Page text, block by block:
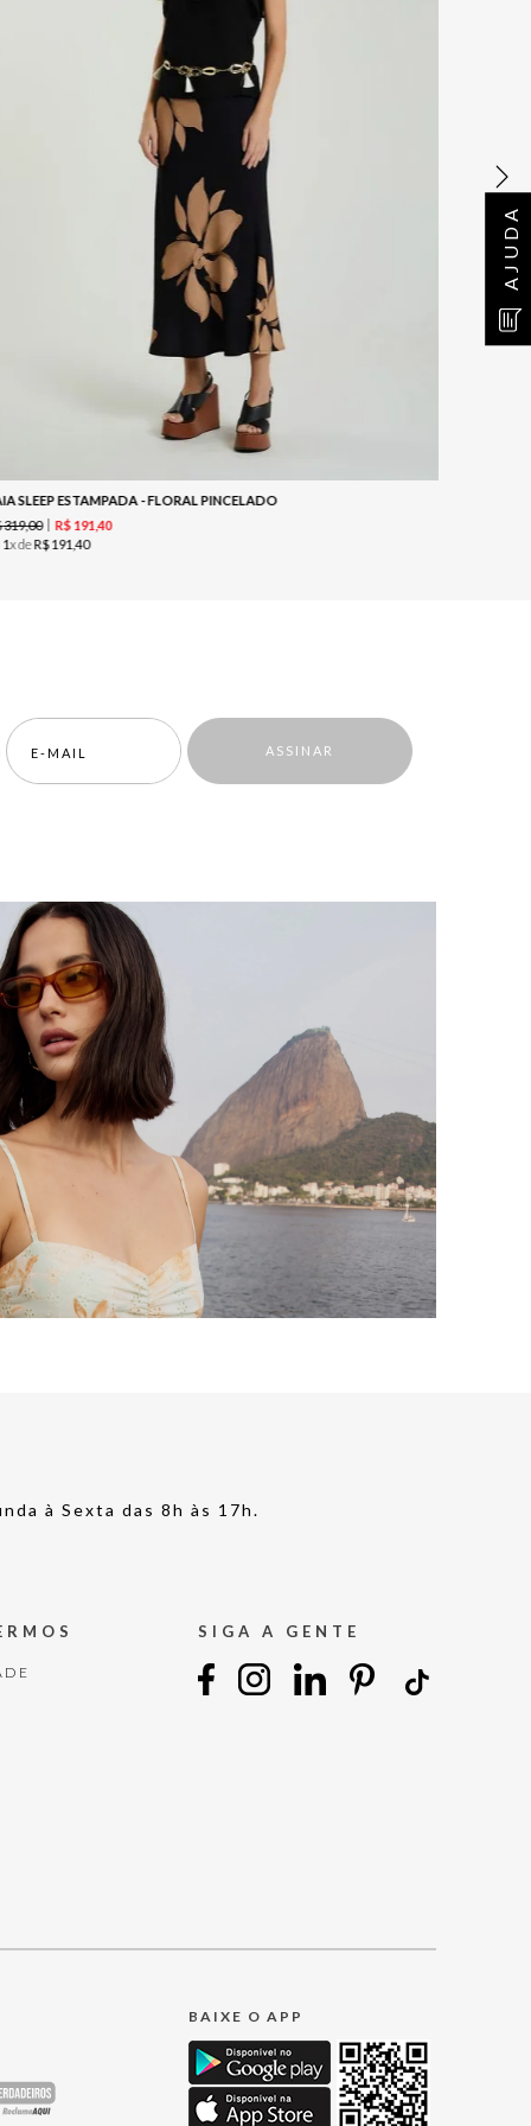
AJUDA
SLEEP ESTAMPADA - FLORAL PINCELADO
319,00 R$191 ,40
1x deR$ 191 ,40
ASSINAR
à Sexta das 8h às 17h.
SIGA A GENTE
BAIXE O APP